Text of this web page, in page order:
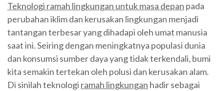
Teknologi ramah lingkungan untuk masa depan pada
perubahan iklim dan kerusakan lingkungan menjadi
tantangan terbesar yang dihadapi oleh umat manusia
saat ini. Seiring dengan meningkatnya populasi dunia
dan konsumsi sumber daya yang tidak terkendali, bumi
kita semakin tertekan oleh polusi dan kerusakan alam.
Di sinilah teknologi ramah lingkungan hadir sebagai